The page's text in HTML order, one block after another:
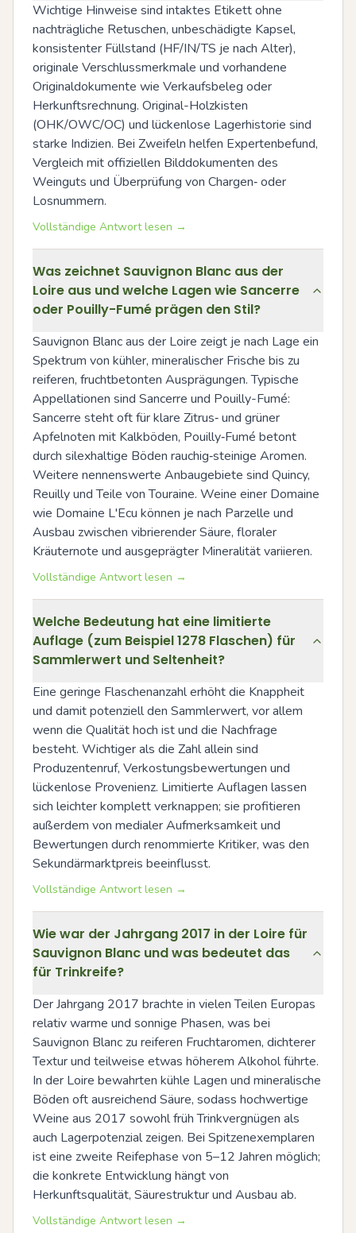
Wichtige Hinweise sind intaktes Etikett ohne
nachträgliche Retuschen, unbeschädigte Kapsel,
konsistenter Füllstand (HF/IN/TS je nach Alter),
originale Verschlussmerkmale und vorhandene
Originaldokumente wie Verkaufsbeleg oder
Herkunftsrechnung. Original-Holzkisten
(OHK/OWC/OC) und lückenlose Lagerhistorie sind
starke Indizien. Bei Zweifeln helfen Expertenbefund,
Vergleich mit offiziellen Bilddokumenten des
Weinguts und Überprüfung von Chargen‑ oder
Losnummern.
Vollständige Antwort lesen →
Was zeichnet Sauvignon Blanc aus der
Loire aus und welche Lagen wie Sancerre
oder Pouilly-Fumé prägen den Stil?
Sauvignon Blanc aus der Loire zeigt je nach Lage ein
Spektrum von kühler, mineralischer Frische bis zu
reiferen, fruchtbetonten Ausprägungen. Typische
Appellationen sind Sancerre und Pouilly-Fumé:
Sancerre steht oft für klare Zitrus‑ und grüner
Apfelnoten mit Kalkböden, Pouilly‑Fumé betont
durch silexhaltige Böden rauchig‑steinige Aromen.
Weitere nennenswerte Anbaugebiete sind Quincy,
Reuilly und Teile von Touraine. Weine einer Domaine
wie Domaine L'Ecu können je nach Parzelle und
Ausbau zwischen vibrierender Säure, floraler
Kräuternote und ausgeprägter Mineralität variieren.
Vollständige Antwort lesen →
Welche Bedeutung hat eine limitierte
Auflage (zum Beispiel 1278 Flaschen) für
Sammlerwert und Seltenheit?
Eine geringe Flaschenanzahl erhöht die Knappheit
und damit potenziell den Sammlerwert, vor allem
wenn die Qualität hoch ist und die Nachfrage
besteht. Wichtiger als die Zahl allein sind
Produzentenruf, Verkostungsbewertungen und
lückenlose Provenienz. Limitierte Auflagen lassen
sich leichter komplett verknappen; sie profitieren
außerdem von medialer Aufmerksamkeit und
Bewertungen durch renommierte Kritiker, was den
Sekundärmarktpreis beeinflusst.
Vollständige Antwort lesen →
Wie war der Jahrgang 2017 in der Loire für
Sauvignon Blanc und was bedeutet das
für Trinkreife?
Der Jahrgang 2017 brachte in vielen Teilen Europas
relativ warme und sonnige Phasen, was bei
Sauvignon Blanc zu reiferen Fruchtaromen, dichterer
Textur und teilweise etwas höherem Alkohol führte.
In der Loire bewahrten kühle Lagen und mineralische
Böden oft ausreichend Säure, sodass hochwertige
Weine aus 2017 sowohl früh Trinkvergnügen als
auch Lagerpotenzial zeigen. Bei Spitzenexemplaren
ist eine zweite Reifephase von 5–12 Jahren möglich;
die konkrete Entwicklung hängt von
Herkunftsqualität, Säurestruktur und Ausbau ab.
Vollständige Antwort lesen →